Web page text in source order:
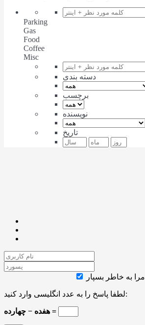
Parking
Gas
Food
Coffee
Misc
دسته بندی
برچسب
نویسنده
تاریخ
مرا به خاطر بسپار
لطفا پاسخ را به عدد انگلیسی وارد کنید:
هفده − چهارده =